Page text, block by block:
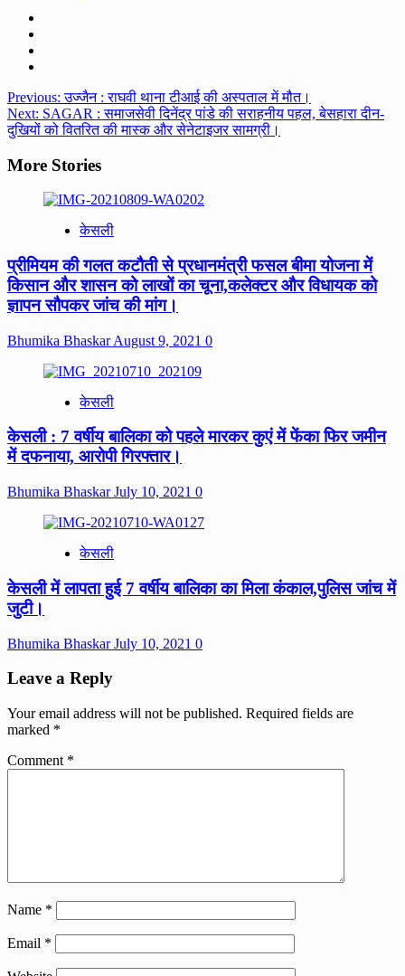
Post
navigation
Previous:उज्जैन : राघवी थाना टीआई की अस्पताल में मौत।
Next: SAGAR : समाजसेवी दिनेंद्र पांडे की सराहनीय पहल, बेसहारा दीन-
दुखियों को वितरित की मास्क और सेनेटाइजर सामग्री।
More Stories
केसली
प्रीमियम की गलत कटौती से प्रधानमंत्री फसल बीमा योजना में
किसान और शासन को लाखों का चूना,कलेक्टर और विधायक को
ज्ञापन सौपकर जांच की मांग।
Bhumika BhaskarAugust 9, 2021 0
केसली
केसली : 7 वर्षीय बालिका को पहले मारकर कुएं में फेंका फिर जमीन
में दफनाया, आरोपी गिरफ्तार।
Bhumika BhaskarJuly 10, 2021 0
केसली
केसली में लापता हुई 7 वर्षीय बालिका का मिला कंकाल,पुलिस जांच में
जुटी।
Bhumika BhaskarJuly 10, 2021 0
Leave a Reply
Your email address will not be published. Required fields are
marked *
Comment *
Name *
Email *